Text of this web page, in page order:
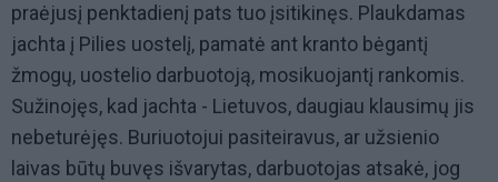
praėjusį penktadienį pats tuo įsitikinęs. Plaukdamas
jachta į Pilies uostelį, pamatė ant kranto bėgantį
žmogų, uostelio darbuotoją, mosikuojantį rankomis.
Sužinojęs, kad jachta - Lietuvos, daugiau klausimų jis
nebeturėjęs. Buriuotojui pasiteiravus, ar užsienio
laivas būtų buvęs išvarytas, darbuotojas atsakė, jog